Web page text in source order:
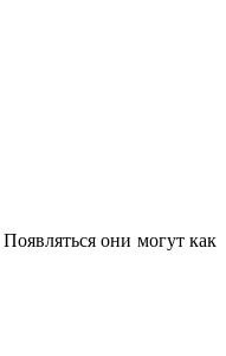
они могут как